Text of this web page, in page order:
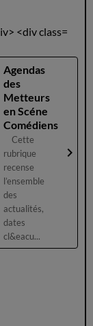
Agendas
des
Metteurs
en Scéne
Comédiens
Cette
rubrique
recense
l’ensemble
des
actualités,
dates
cl&eacu...